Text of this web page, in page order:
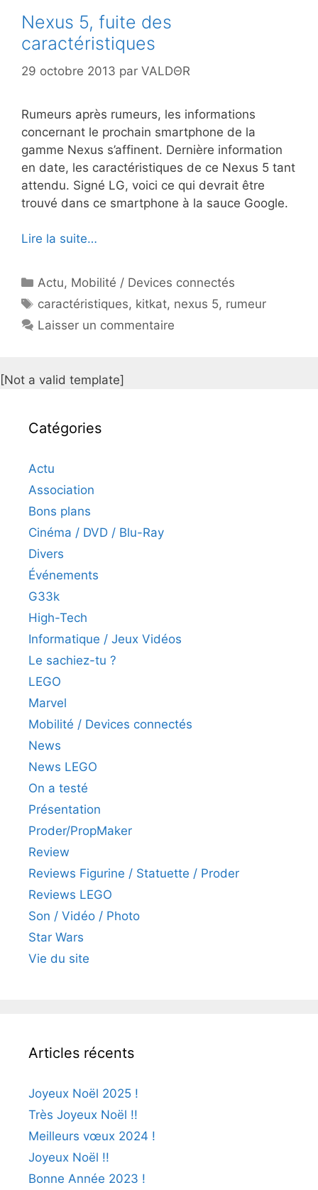
Nexus 5, fuite des
caractéristiques
29 octobre 2013 par VALDΘR
Rumeurs après rumeurs, les informations
concernant le prochain smartphone de la
gamme Nexus s’affinent. Dernière information
en date, les caractéristiques de ce Nexus 5 tant
attendu. Signé LG, voici ce qui devrait être
trouvé dans ce smartphone à la sauce Google.
Lire la suite…
Catégories
Actu, Mobilité / Devices connectés
Étiquettes
caractéristiques, kitkat, nexus 5, rumeur
Laisser un commentaire
[Not a valid template]
Catégories
Actu
Association
Bons plans
Cinéma / DVD / Blu-Ray
Divers
Événements
G33k
High-Tech
Informatique / Jeux Vidéos
Le sachiez-tu ?
LEGO
Marvel
Mobilité / Devices connectés
News
News LEGO
On a testé
Présentation
Proder/PropMaker
Review
Reviews Figurine / Statuette / Proder
Reviews LEGO
Son / Vidéo / Photo
Star Wars
Vie du site
Articles récents
Joyeux Noël 2025 !
Très Joyeux Noël !!
Meilleurs vœux 2024 !
Joyeux Noël !!
Bonne Année 2023 !